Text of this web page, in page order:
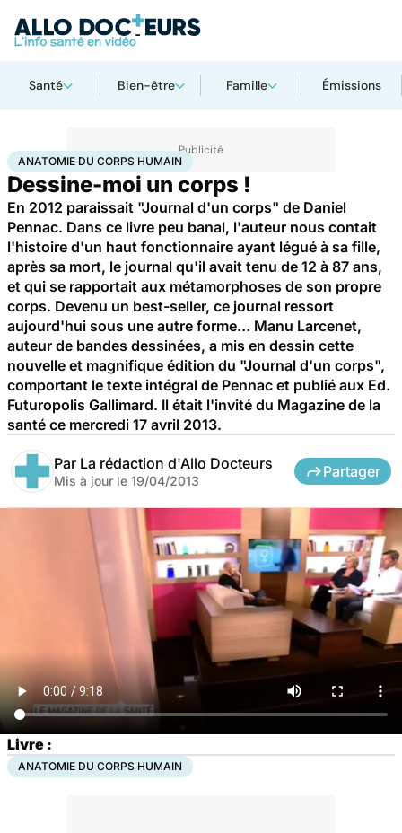
Santé Bien-être Famille Émissions
AccueilSantéAnatomie du corps humain
ANATOMIE DU CORPS HUMAIN
Dessine-moi un corps !
En 2012 paraissait "Journal d'un corps" de Daniel
Pennac. Dans ce livre peu banal, l'auteur nous contait
l'histoire d'un haut fonctionnaire ayant légué à sa fille,
après sa mort, le journal qu'il avait tenu de 12 à 87 ans,
et qui se rapportait aux métamorphoses de son propre
corps. Devenu un best-seller, ce journal ressort
aujourd'hui sous une autre forme… Manu Larcenet,
auteur de bandes dessinées, a mis en dessin cette
nouvelle et magnifique édition du "Journal d'un corps",
comportant le texte intégral de Pennac et publié aux Ed.
Futuropolis Gallimard. Il était l'invité du Magazine de la
santé ce mercredi 17 avril 2013.
Par La rédaction d'Allo Docteurs
Mis à jour le 19/04/2013
Partager
Livre :
ANATOMIE DU CORPS HUMAIN